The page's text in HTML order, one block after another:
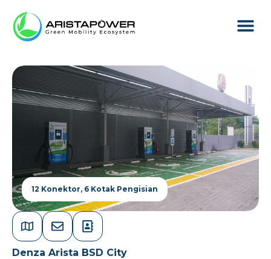
12 Konektor, 6 Kotak Pengisian
Denza Arista BSD City